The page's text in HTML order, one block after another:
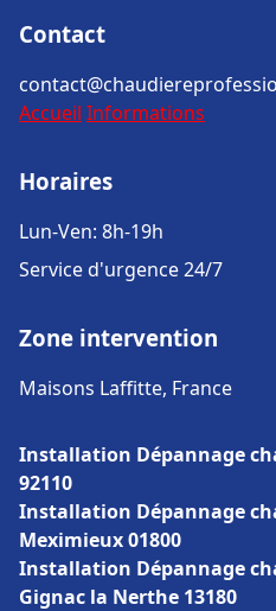
Contact
Accueil Informations
Horaires
Lun-Ven: 8h-19h
Service d'urgence 24/7
Zone intervention
Maisons Laffitte, France
Installation Dépannage
92110
Installation Dépannage
Meximieux 01800
Installation Dépannage
Gignac la Nerthe 13180